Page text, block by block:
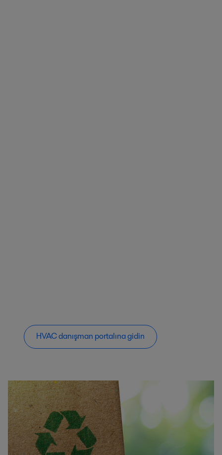
HVAC danışman portalına gidin